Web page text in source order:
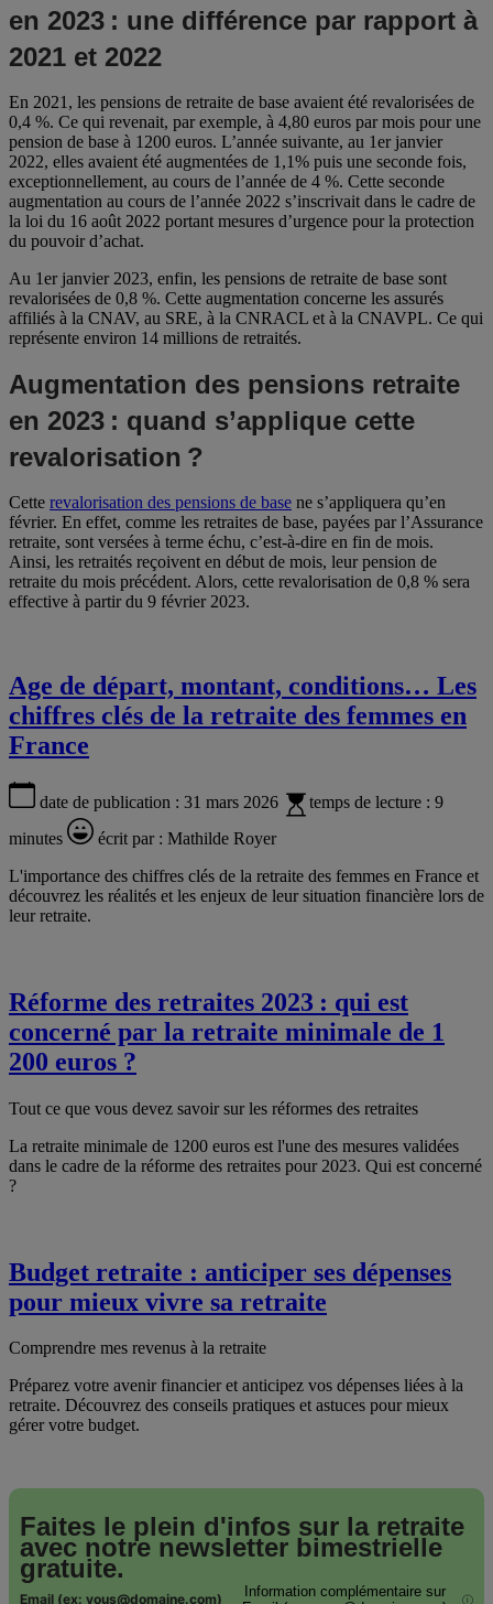
en 2023 : une différence par rapport à
2021 et 2022
En 2021, les pensions de retraite de base avaient été revalorisées de
0,4 %. Ce qui revenait, par exemple, à 4,80 euros par mois pour une
pension de base à 1200 euros. L’année suivante, au 1er janvier
2022, elles avaient été augmentées de 1,1% puis une seconde fois,
exceptionnellement, au cours de l’année de 4 %. Cette seconde
augmentation au cours de l’année 2022 s’inscrivait dans le cadre de
la loi du 16 août 2022 portant mesures d’urgence pour la protection
du pouvoir d’achat.
Au 1er janvier 2023, enfin, les pensions de retraite de base sont
revalorisées de 0,8 %. Cette augmentation concerne les assurés
affiliés à la CNAV, au SRE, à la CNRACL et à la CNAVPL. Ce qui
représente environ 14 millions de retraités.
Augmentation des pensions retraite
en 2023 : quand s’applique cette
revalorisation ?
Cette revalorisation des pensions de base ne s’appliquera qu’en
février. En effet, comme les retraites de base, payées par l’Assurance
retraite, sont versées à terme échu, c’est-à-dire en fin de mois.
Ainsi, les retraités reçoivent en début de mois, leur pension de
retraite du mois précédent. Alors, cette revalorisation de 0,8 % sera
effective à partir du 9 février 2023.
Age de départ, montant, conditions… Les
chiffres clés de la retraite des femmes en
France
date de publication : 31 mars 2026 temps de lecture : 9
minutes
écrit par : Mathilde Royer
L'importance des chiffres clés de la retraite des femmes en France et
découvrez les réalités et les enjeux de leur situation financière lors de
leur retraite.
Réforme des retraites 2023 : qui est
concerné par la retraite minimale de 1
200 euros ?
Tout ce que vous devez savoir sur les réformes des retraites
La retraite minimale de 1200 euros est l'une des mesures validées
dans le cadre de la réforme des retraites pour 2023. Qui est concerné
?
Budget retraite : anticiper ses dépenses
pour mieux vivre sa retraite
Comprendre mes revenus à la retraite
Préparez votre avenir financier et anticipez vos dépenses liées à la
retraite. Découvrez des conseils pratiques et astuces pour mieux
gérer votre budget.
Faites le plein d'infos sur la retraite
avec notre newsletter bimestrielle
gratuite.
Email (ex: vous@domaine.com)
Information complémentaire sur
i